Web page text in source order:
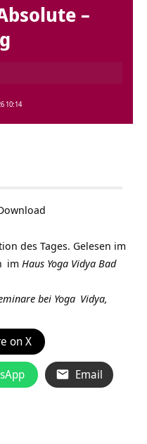
–
10:14
des Tages. Gelesen im
im Haus Yoga Vidya Bad
bei Yoga Vidya,
on X
Email